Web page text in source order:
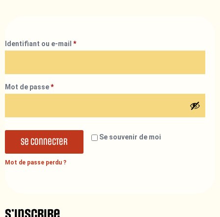
Identifiant ou e-mail *
Mot de passe*
Se souvenir de moi
Se connecter
Mot de passe perdu ?